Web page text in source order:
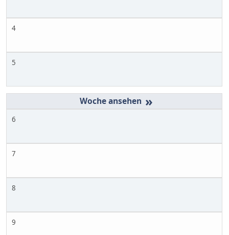
4
5
»
6
7
8
9